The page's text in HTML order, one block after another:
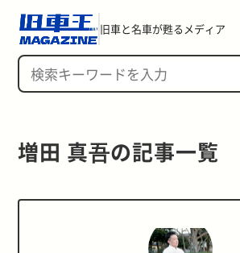
旧車と名車が甦るメディア
増田 真吾の記事一覧